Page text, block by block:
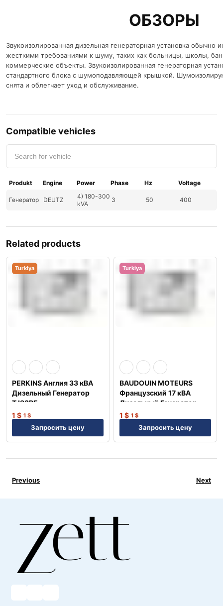
ОБЗОРЫ
Звукоизолированная дизельная генераторная установка обычно
жесткими требованиями к шуму, таких как больницы, школы,
коммерческие объекты. Звукоизолированная генераторная
стандартного блока с шумоподавляющей крышкой.
снята и облегчает уход и обслуживание.
Compatible vehicles
Produkt Engine Power Phase Hz Voltage
Генератор DEUTZ
4) 180-300
kVA
3 50 400
Related products
Turkiya
PERKINS Англия 33 кВА
Дизельный Генератор
TJ33PE
1 $ 1 $
Запросить цену
Turkiya
BAUDOUIN MOTEURS
Французский 17 кВА
Дизельный Генератор
TJ15BD
1 $ 1 $
Запросить цену
Previous Next